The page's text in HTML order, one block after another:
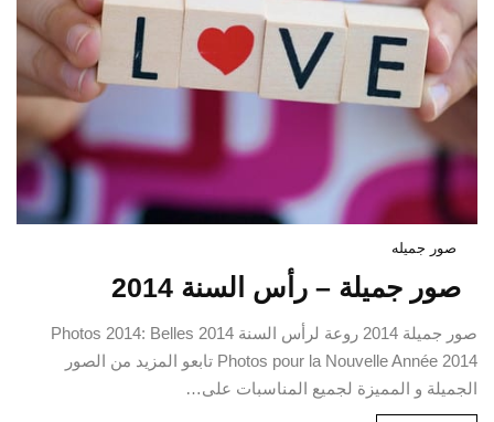
صور جميله
صور جميلة – رأس السنة 2014
صور جميلة 2014 روعة لرأس السنة 2014 Photos 2014: Belles
Photos pour la Nouvelle Année 2014 تابعو المزيد من الصور
الجميلة و المميزة لجميع المناسبات على…